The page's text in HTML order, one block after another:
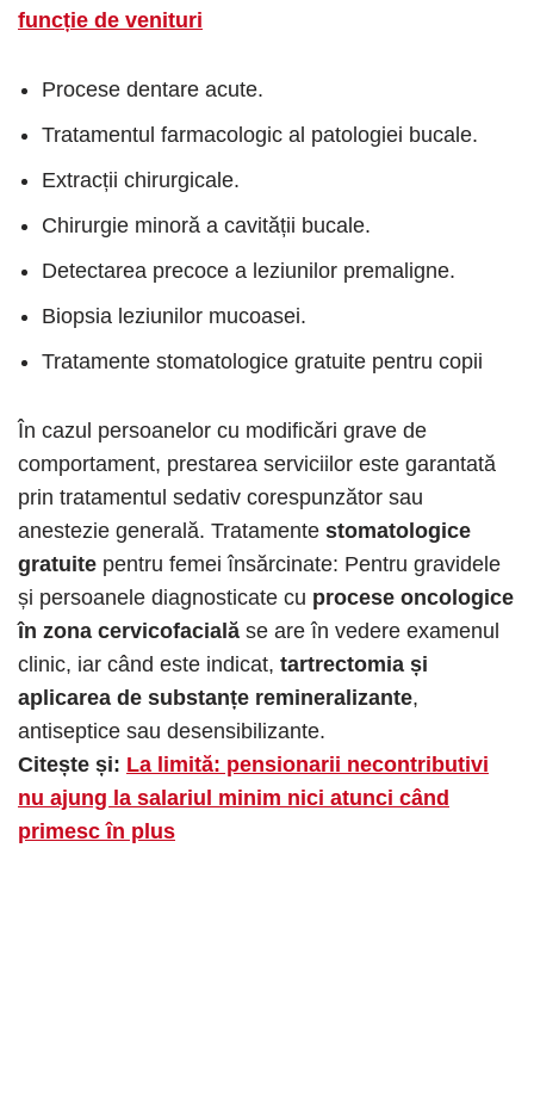
funcție de venituri
Procese dentare acute.
Tratamentul farmacologic al patologiei bucale.
Extracții chirurgicale.
Chirurgie minoră a cavității bucale.
Detectarea precoce a leziunilor premaligne.
Biopsia leziunilor mucoasei.
Tratamente stomatologice gratuite pentru copii
În cazul persoanelor cu modificări grave de
comportament, prestarea serviciilor este garantată
prin tratamentul sedativ corespunzător sau
anestezie generală. Tratamente stomatologice
gratuite pentru femei însărcinate: Pentru gravidele
și persoanele diagnosticate cu procese oncologice
în zona cervicofacială se are în vedere examenul
clinic, iar când este indicat, tartrectomia și
aplicarea de substanțe remineralizante,
antiseptice sau desensibilizante.
Citește și: La limită: pensionarii necontributivi
nu ajung la salariul minim nici atunci când
primesc în plus